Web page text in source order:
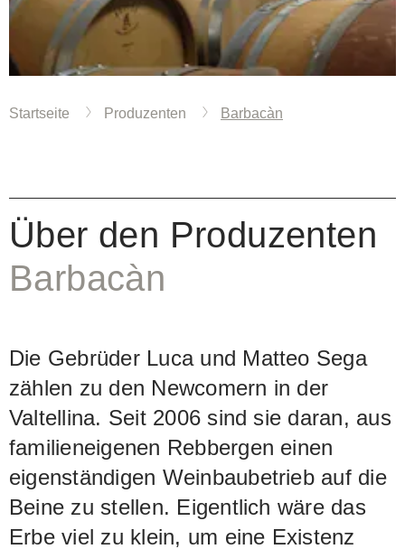
Startseite Produzenten Barbacàn
Über den Produzenten
Barbacàn
Die Gebrüder Luca und Matteo Sega
zählen zu den Newcomern in der
Valtellina. Seit 2006 sind sie daran, aus
familieneigenen Rebbergen einen
eigenständigen Weinbaubetrieb auf die
Beine zu stellen. Eigentlich wäre das
Erbe viel zu klein, um eine Existenz